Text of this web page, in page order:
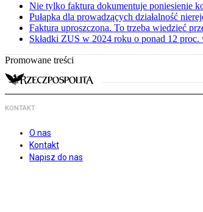
Nie tylko faktura dokumentuje poniesienie
Pułapka dla prowadzących działalność
Faktura uproszczona. To trzeba wiedzieć
Składki ZUS w 2024 roku o ponad 12 proc.
Promowane treści
KONTAKT
O nas
Kontakt
Napisz do nas